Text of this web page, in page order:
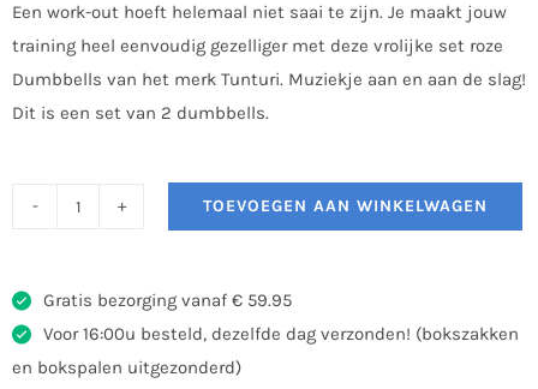
Een work-out hoeft helemaal niet saai te zijn. Je maakt jouw
training heel eenvoudig gezelliger met deze vrolijke set roze
Dumbbells van het merk Tunturi. Muziekje aan en aan de slag!
Dit is een set van 2 dumbbells.
Dumbellset
1,5kg
aantal
TOEVOEGEN AAN WINKELWAGEN
Gratis bezorging vanaf € 59.95
Voor 16:00u besteld, dezelfde dag verzonden! (bokszakken
en bokspalen uitgezonderd)